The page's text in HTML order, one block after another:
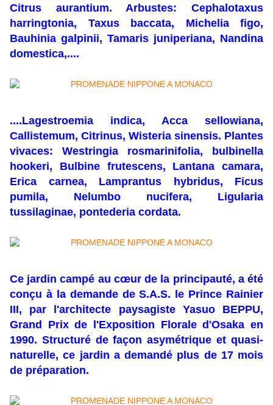
Citrus aurantium. Arbustes: Cephalotaxus
harringtonia, Taxus baccata, Michelia figo,
Bauhinia galpinii, Tamaris juniperiana, Nandina
domestica,....
....Lagestroemia indica, Acca sellowiana,
Callistemum, Citrinus, Wisteria sinensis. Plantes
vivaces: Westringia rosmarinifolia, bulbinella
hookeri, Bulbine frutescens, Lantana camara,
Erica carnea, Lamprantus hybridus, Ficus
pumila, Nelumbo nucifera, Ligularia
tussilaginae, pontederia cordata.
Ce jardin campé au cœur de la principauté, a été
conçu à la demande de S.A.S. le Prince Rainier
III, par l'architecte paysagiste Yasuo BEPPU,
Grand Prix de l'Exposition Florale d'Osaka en
1990. Structuré de façon asymétrique et quasi-
naturelle, ce jardin a demandé plus de 17 mois
de préparation.